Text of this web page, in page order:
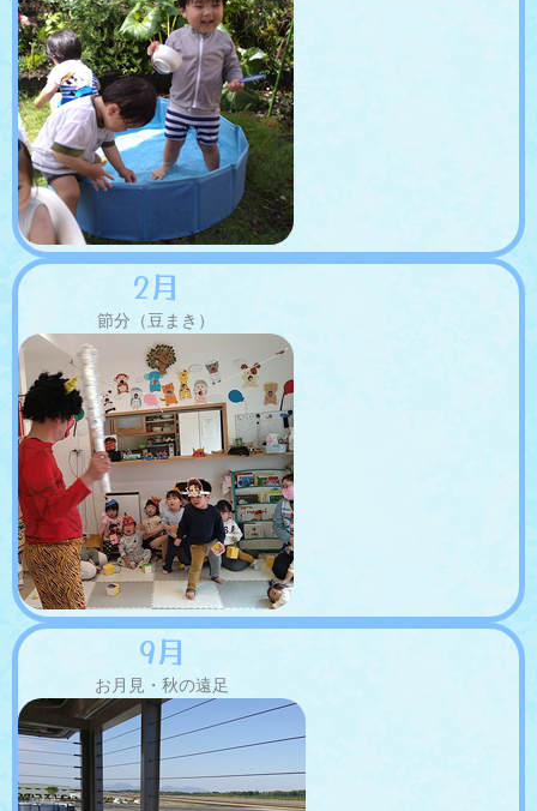
2月
節分（豆まき）
9月
お月見・秋の遠足